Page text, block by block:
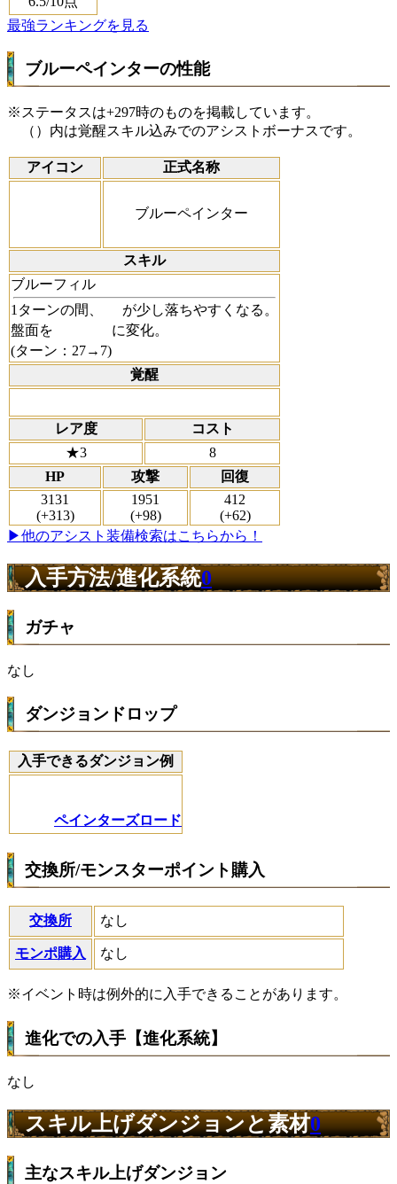
最強ランキングを見る
ブルーペインターの性能
※ステータスは+297時のものを掲載しています。
（）内は覚醒スキル込みでのアシストボーナスです。
アイコン 正式名称
ブルーペインター
スキル
ブルーフィル
1ターンの間、
が少し落ちやすくなる。
盤面を
に変化。
(ターン：27→7)
覚醒
レア度
コスト
★3
8
HP
攻撃
回復
3131
(+313)
1951
(+98)
412
(+62)
▶他のアシスト装備検索はこちらから！
入手方法/進化系統0
ガチャ
なし
ダンジョンドロップ
入手できるダンジョン例
ペインターズロード
交換所/モンスターポイント購入
交換所 なし
モンポ購入 なし
※イベント時は例外的に入手できることがあります。
進化での入手【進化系統】
なし
スキル上げダンジョンと素材0
主なスキル上げダンジョン